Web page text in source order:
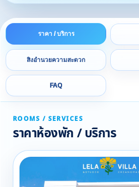
ราคา / บริการ
สิ่งอำนวยความสะดวก
FAQ
ROOMS / SERVICES
ราคาห้องพัก / บริการ